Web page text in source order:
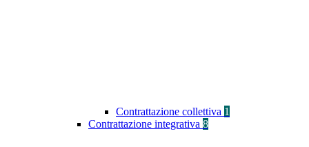
Contrattazione collettiva 1
Contrattazione integrativa 8